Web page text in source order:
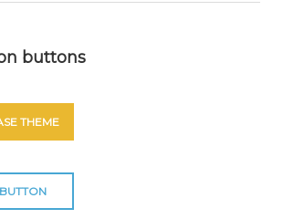
buttons
THEME